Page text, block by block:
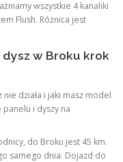
wszystkie 4 kanaliki
Flush. Różnica jest
w Broku krok
działa i jaki masz model
panelu i dyszy na
do Broku jest 45 km.
samego dnia. Dojazd do